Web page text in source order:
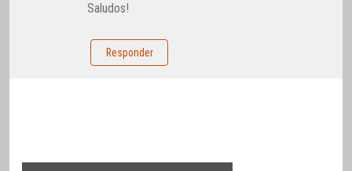
Saludos!
Responder